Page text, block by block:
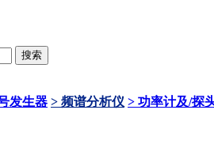
发生器 > 频谱分析仪 > 功率计及/探